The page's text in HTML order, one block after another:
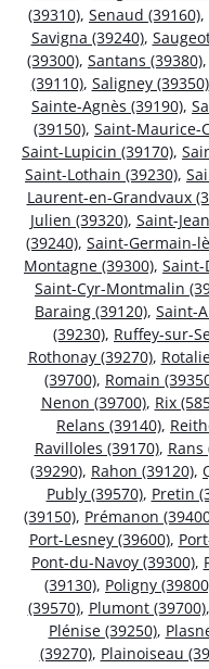
(39310), Senaud (39160),
Savigna (39240),
(39300), Santans (39380),
(39110), Saligney (39350)
Sainte-Agnès (39190),
(39150), Saint-Maurice-
Saint-Lupicin (39170),
Saint-Lothain (39230),
Laurent-en-Grandvaux
Julien (39320), Saint-
(39240), Saint-Germain-
Montagne (39300), Saint-
Saint-Cyr-Montmalin
Baraing (39120), Saint-
(39230), Ruffey-sur-
Rothonay (39270),
(39700), Romain
Nenon (39700), Rix
Relans (39140),
Ravilloles (39170), Rans
(39290), Rahon (39120),
Publy (39570), Pretin
(39150), Prémanon
Port-Lesney (39600),
Pont-du-Navoy (39300),
(39130), Poligny
(39570), Plumont (39700),
Plénise (39250),
(39270), Plainoiseau